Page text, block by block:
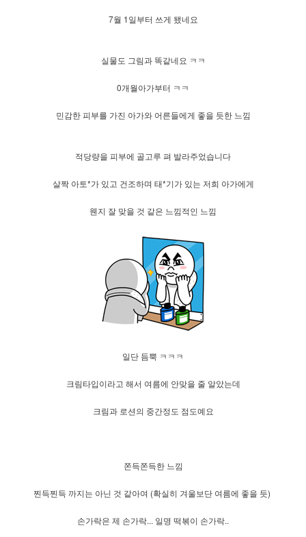
7월 1일부터 쓰게 됐네요
실물도 그림과 똑같네요 ㅋㅋ
0개월아가부터 ㅋㅋ
민감한 피부를 가진 아가와 어른들에게 좋을 듯한 느낌
적당량을 피부에 골고루 펴 발라주었습니다
살짝 아토*가 있고 건조하며 태*기가 있는 저희 아가에게
웬지 잘 맞을 것 같은 느낌적인 느낌
일단 듬뿍 ㅋㅋㅋ
크림타입이라고 해서 여름에 안맞을 줄 알았는데
크림과 로션의 중간정도 점도예요
쫀득쫀득한 느낌
찐득찐득 까지는 아닌 것 같아여 (확실히 겨울보단 여름에 좋을 듯)
손가락은 제 손가락... 일명 떡볶이 손가락..